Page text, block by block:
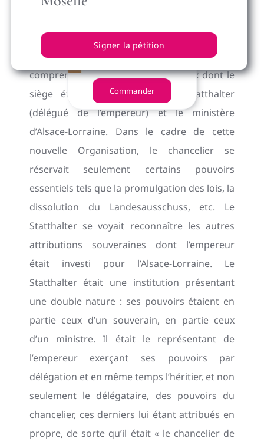
juillet 1879 créa un véritable gouvernement
local sinon autonome en Alsace-Lorraine,
comprenant deux organes nouveaux dont le
siège était à Strasbourg : le Statthalter
(délégué de l’empereur) et le ministère
d’Alsace-Lorraine. Dans le cadre de cette
nouvelle Organisation, le chancelier se
réservait seulement certains pouvoirs
essentiels tels que la promulgation des lois, la
dissolution du Landesausschuss, etc. Le
Statthalter se voyait reconnaître les autres
attributions souveraines dont l’empereur
était investi pour l’Alsace-Lorraine. Le
Statthalter était une institution présentant
une double nature : ses pouvoirs étaient en
partie ceux d’un souverain, en partie ceux
d’un ministre. Il était le représentant de
l’empereur exerçant ses pouvoirs par
délégation et en même temps l’héritier, et non
seulement le délégataire, des pouvoirs du
chancelier, ces derniers lui étant attribués en
propre, de sorte qu’il était « le chancelier de
Commander
Signer la pétition